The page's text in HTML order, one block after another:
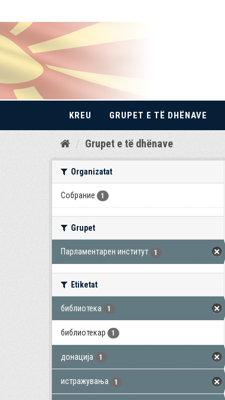
Kalo
KREU GRUPET E TË DHËNAVE
Grupet e të dhënave
Organizatat
Собрание 1
Grupet
Парламентарен институт 1
Etiketat
библиотека 1
библиотекар 1
донација 1
истражувања 1